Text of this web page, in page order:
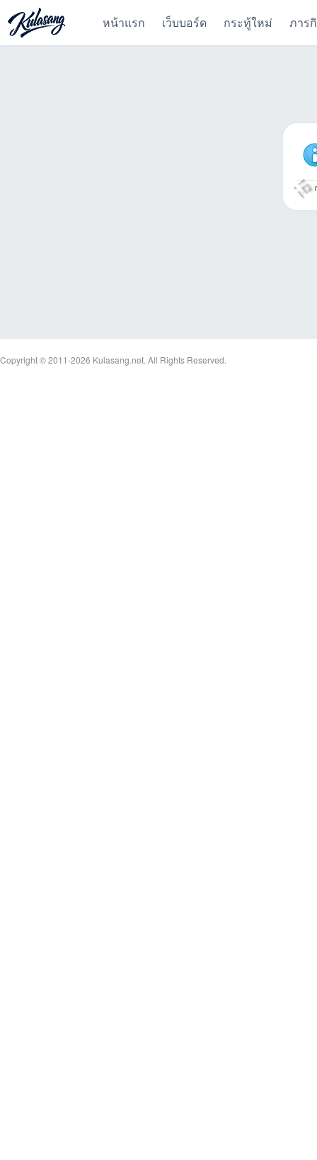
หน้าแรก เว็บบอร์ด กระทู้ใหม่ ภาร
Copyright © 2011-2026 Kulasang.net. All Rights Reserved.